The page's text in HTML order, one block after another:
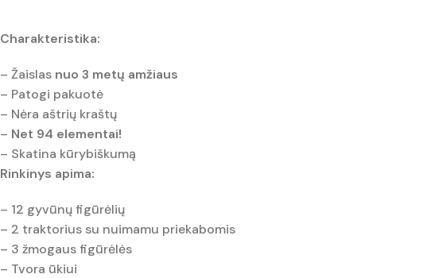
Charakteristika:
– Žaislas nuo 3 metų amžiaus
– Patogi pakuotė
– Nėra aštrių kraštų
– Net 94 elementai!
– Skatina kūrybiškumą
Rinkinys apima:
– 12 gyvūnų figūrėlių
– 2 traktorius su nuimamu priekabomis
– 3 žmogaus figūrėlės
– Tvora ūkiui